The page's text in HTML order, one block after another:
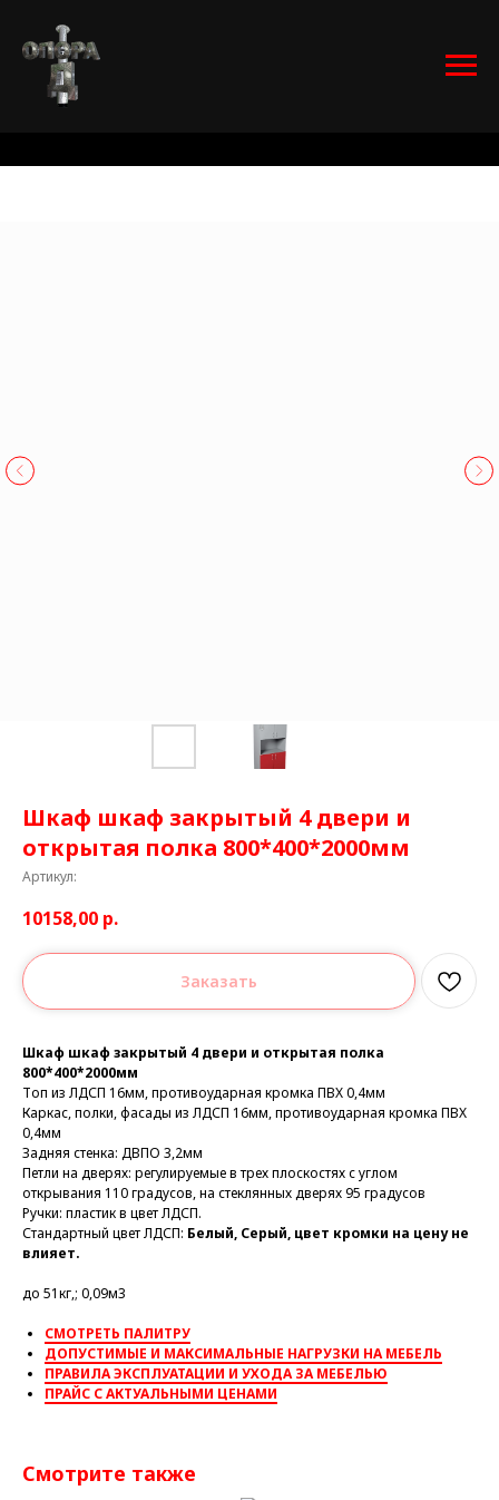
Шкаф шкаф закрытый 4 двери и
открытая полка 800*400*2000мм
Артикул:
10158,00 р.
Заказать
Шкаф шкаф закрытый 4 двери и открытая полка
800*400*2000мм
Топ из ЛДСП 16мм, противоударная кромка ПВХ 0,4мм
Каркас, полки, фасады из ЛДСП 16мм, противоударная кромка ПВХ
0,4мм
Задняя стенка: ДВПО 3,2мм
Петли на дверях: регулируемые в трех плоскостях с углом
открывания 110 градусов, на стеклянных дверях 95 градусов
Ручки: пластик в цвет ЛДСП.
Стандартный цвет ЛДСП: Белый, Серый, цвет кромки на цену не
влияет.
до 51кг,; 0,09м3
СМОТРЕТЬ ПАЛИТРУ
ДОПУСТИМЫЕ И МАКСИМАЛЬНЫЕ НАГРУЗКИ НА МЕБЕЛЬ
ПРАВИЛА ЭКСПЛУАТАЦИИ И УХОДА ЗА МЕБЕЛЬЮ
ПРАЙС С АКТУАЛЬНЫМИ ЦЕНАМИ
Смотрите также